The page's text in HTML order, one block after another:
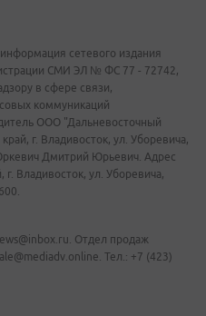
сетевого издания
СМИ ЭЛ № ФС 77 - 72742,
в сфере связи,
коммуникаций
ООО "Дальневосточный
г. Владивосток, ул. Уборевича,
Дмитрий Юрьевич. Адрес
Владивосток, ул. Уборевича,
Отдел продаж
Тел.: +7 (423)